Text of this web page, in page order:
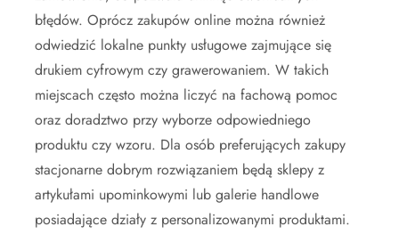
błędów. Oprócz zakupów online można również
odwiedzić lokalne punkty usługowe zajmujące się
drukiem cyfrowym czy grawerowaniem. W takich
miejscach często można liczyć na fachową pomoc
oraz doradztwo przy wyborze odpowiedniego
produktu czy wzoru. Dla osób preferujących zakupy
stacjonarne dobrym rozwiązaniem będą sklepy z
artykułami upominkowymi lub galerie handlowe
posiadające działy z personalizowanymi produktami.